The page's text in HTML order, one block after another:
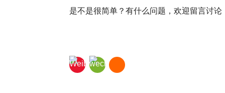
是不是很简单？有什么问题，欢迎留言讨论